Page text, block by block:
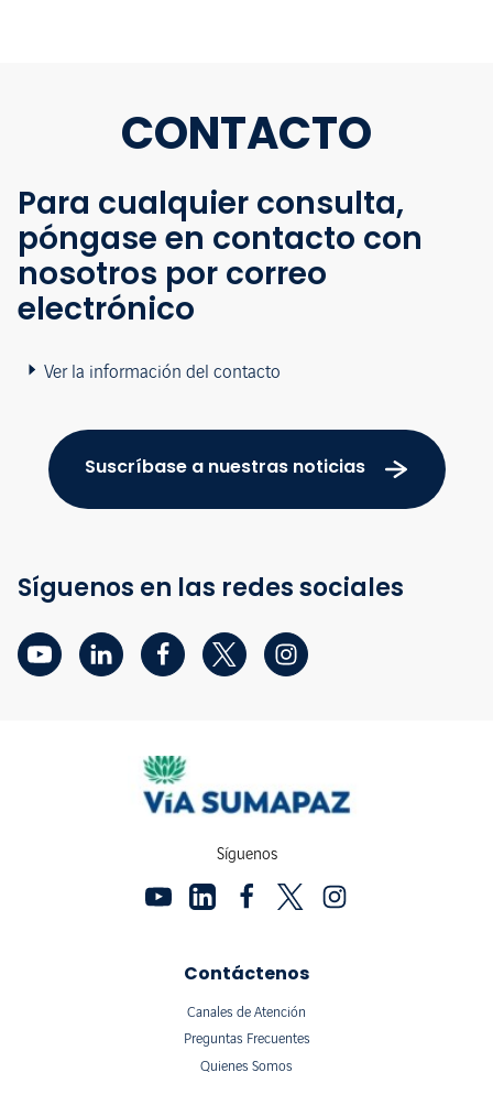
CONTACTO
Para cualquier consulta,
póngase en contacto con
nosotros por correo
electrónico
Ver la información del contacto
Suscríbase a nuestras noticias
Síguenos en las redes sociales
Síguenos
Contáctenos
Canales de Atención
Preguntas Frecuentes
Quienes Somos